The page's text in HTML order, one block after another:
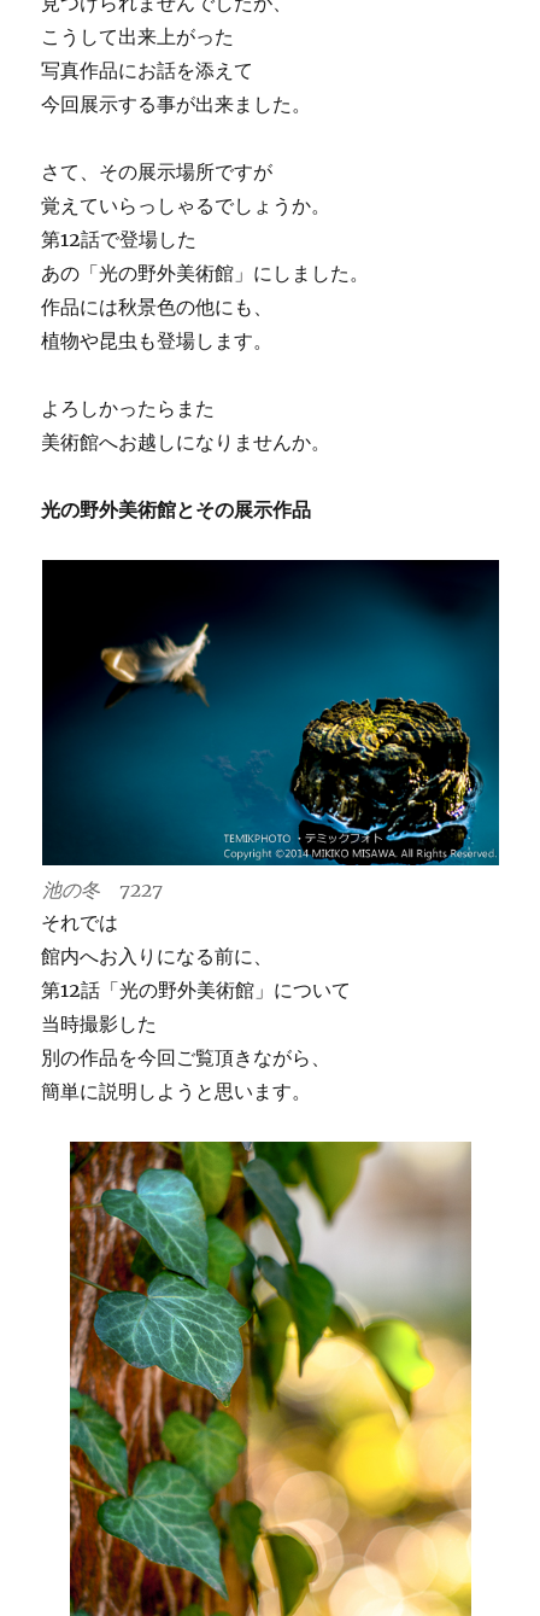
こうして出来上がった
写真作品にお話を添えて
今回展示する事が出来ました。
さて、その展示場所ですが
覚えていらっしゃるでしょうか。
第12話で登場した
あの「光の野外美術館」にしました。
作品には秋景色の他にも、
植物や昆虫も登場します。
よろしかったらまた
美術館へお越しになりませんか。
光の野外美術館とその展示作品
池の冬 7227
それでは
館内へお入りになる前に、
第12話「光の野外美術館」について
当時撮影した
別の作品を今回ご覧頂きながら、
簡単に説明しようと思います。